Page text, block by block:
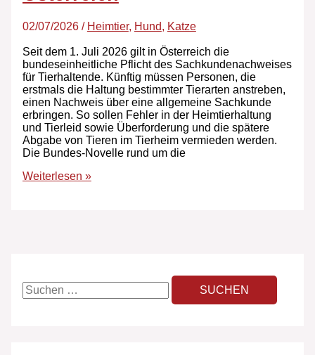
02/07/2026 / Heimtier, Hund, Katze
Seit dem 1. Juli 2026 gilt in Österreich die
bundeseinheitliche Pflicht des Sachkundenachweises
für Tierhaltende. Künftig müssen Personen, die
erstmals die Haltung bestimmter Tierarten anstreben,
einen Nachweis über eine allgemeine Sachkunde
erbringen. So sollen Fehler in der Heimtierhaltung
und Tierleid sowie Überforderung und die spätere
Abgabe von Tieren im Tierheim vermieden werden.
Die Bundes-Novelle rund um die
Weiterlesen »